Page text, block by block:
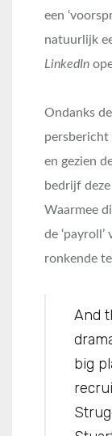
een
natuurlijk
LinkedIn
Ondanks
persbericht
en gezien
bedrijf
Waarmee
de
ronkende
And
big